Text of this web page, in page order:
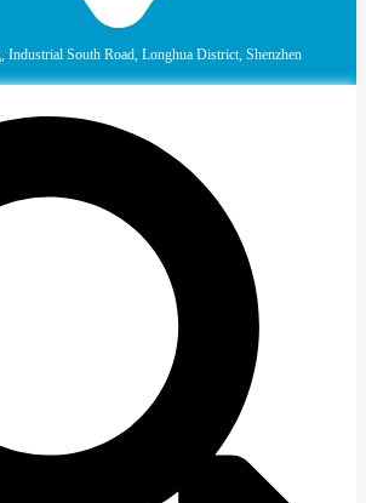
Industrial South Road, Longhua District, Shenzhen